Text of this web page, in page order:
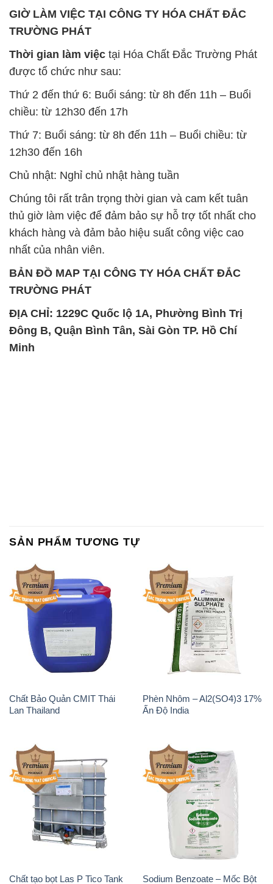
Thứ 2 đến thứ 6: Buổi sáng: từ 8h đến 11h – Buổi
chiều: từ 12h30 đến 17h
Thứ 7: Buổi sáng: từ 8h đến 11h – Buổi chiều: từ
12h30 đến 16h
Chủ nhật: Nghỉ chủ nhật hàng tuần
thủ giờ làm việc để đảm bảo sự hỗ trợ tốt nhất cho
khách hàng và đảm bảo hiệu suất công việc cao
nhất của nhân viên.
BẢN ĐỒ MAP TẠI CÔNG TY HÓA CHẤT ĐẮC
TRƯỜNG PHÁT
ĐỊA CHỈ: 1229C Quốc lộ 1A, Phường Bình Trị
Đông B, Quận Bình Tân, Sài Gòn TP. Hồ Chí
Minh
Chất Bảo Quản CMIT Thái
Lan Thailand
Phèn Nhôm – Al2(SO4)3 17%
Ấn Độ India
Chất tạo bọt Las P Tico Tank
IBC Bồn Việt Nam
Sodium Benzoate – Mốc Bột
Kalama Food Grade Mỹ Usa